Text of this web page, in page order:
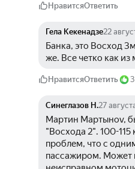
НравитсяОтветить
Гела Кекенадзе22
Банка, это Восход
же. Все четко как из
НравитсяОтветить 3
Синеглазов Н.27
Мартин Мартыноv,
"Восхода 2". 100-
проблем, что с
пассажиром. Может